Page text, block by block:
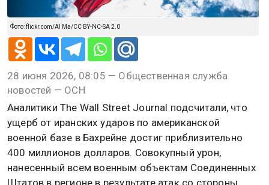
Фото: flickr.com/Al Ma/CC BY-NC-SA 2.0
28 июня 2026, 08:05 — Общественная служба
новостей — ОСН
Аналитики The Wall Street Journal подсчитали, что
ущерб от иранских ударов по американской
военной базе в Бахрейне достиг приблизительно
400 миллионов долларов. Совокупный урон,
нанесенный всем военным объектам Соединенных